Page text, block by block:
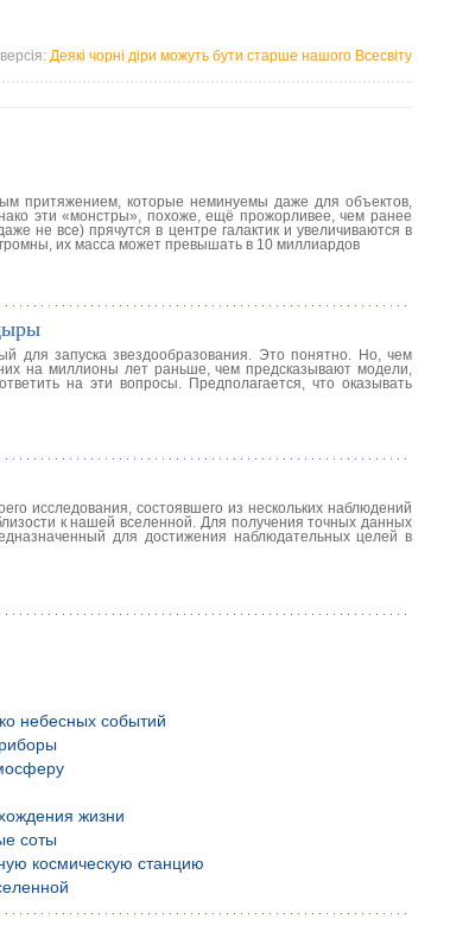
Деякі чорні діри можуть бути старше нашого Всесвіту
притяжением, которые неминуемы даже для объектов,
эти «монстры», похоже, ещё прожорливее, чем ранее
не все) прячутся в центре галактик и увеличиваются в
их масса может превышать в 10 миллиардов
для запуска звездообразования. Это понятно. Но, чем
на миллионы лет раньше, чем предсказывают модели,
на эти вопросы. Предполагается, что оказывать
исследования, состоявшего из нескольких наблюдений
к нашей вселенной. Для получения точных данных
для достижения наблюдательных целей в
небесных событий
жизни
соты
космическую станцию